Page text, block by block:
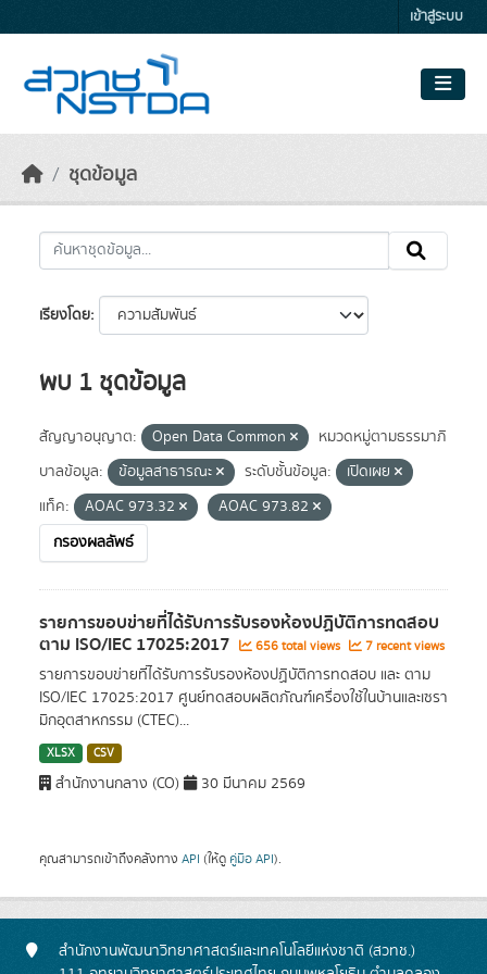
เข้าสู่ระบบ
ชุดข้อมูล
เรียงโดย
พบ 1 ชุดข้อมูล
สัญญาอนุญาต: Open Data Common
หมวดหมู่ตามธรรมาภิ
บาลข้อมูล:
ข้อมูลสาธารณะ ระดับชั้นข้อมูล:
เปิดเผย
แท็ค:
AOAC 973.32
AOAC 973.82
กรองผลลัพธ์
รายการขอบข่ายที่ได้รับการรับรองห้องปฏิบัติการทดสอบ
ตาม ISO/IEC 17025:2017 656 total views 7 recent views
รายการขอบข่ายที่ได้รับการรับรองห้องปฏิบัติการทดสอบ และ ตาม
ISO/IEC 17025:2017 ศูนย์ทดสอบผลิตภัณฑ์เครื่องใช้ในบ้านและเซรา
มิกอุตสาหกรรม (CTEC)...
XLSX CSV
สำนักงานกลาง (CO) 30 มีนาคม 2569
คุณสามารถเข้าถึงคลังทาง API (ให้ดู คู่มือ API).
สำนักงานพัฒนาวิทยาศาสตร์และเทคโนโลยีแห่งชาติ (สวทช.)